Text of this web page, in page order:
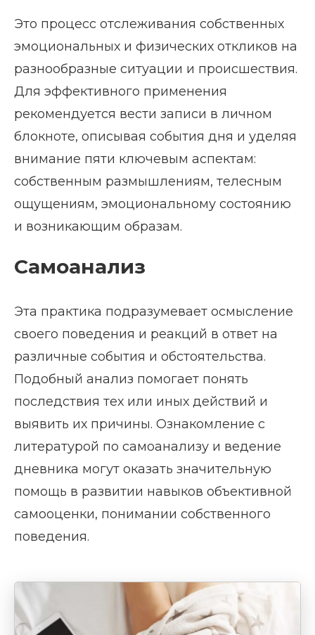
Это процесс отслеживания собственных
эмоциональных и физических откликов на
разнообразные ситуации и происшествия.
Для эффективного применения
рекомендуется вести записи в личном
блокноте, описывая события дня и уделяя
внимание пяти ключевым аспектам:
собственным размышлениям, телесным
ощущениям, эмоциональному состоянию
и возникающим образам.
Самоанализ
Эта практика подразумевает осмысление
своего поведения и реакций в ответ на
различные события и обстоятельства.
Подобный анализ помогает понять
последствия тех или иных действий и
выявить их причины. Ознакомление с
литературой по самоанализу и ведение
дневника могут оказать значительную
помощь в развитии навыков объективной
самооценки, понимании собственного
поведения.